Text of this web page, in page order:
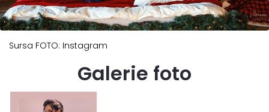
Sursa FOTO: Instagram
Galerie foto